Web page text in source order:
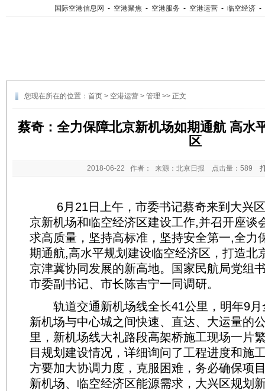
国际空港信息网 - 空港聚焦 - 空港服务 - 空港运营 - 临空经济 -
您现在所在的位置： 首页 > 空港运营 > 管理 >> 正文
蔡奇：全力保障北京新机场如期通航 高水
区
2018-06-22 作者： 来源：北京日报 点击量： 589
6月21日上午，市委书记蔡奇来到大兴区
京新机场和临空经济区建设工作,并召开座谈
求高质量，坚持高标准，坚持安全第一,全力
期通航,高水平规划建设临空经济区，打造北
京津冀协同发展的新高地。国家民航局党组
市委副书记、市长陈吉宁一同调研。
轨道交通新机场线全长41公里，明年9月
新机场与中心城之间快速、直达、大运量的
里，新机场线大礼路段高架桥施工现场一片
目规划建设情况，详细询问了工程进度和施
方要加大协调力度，克服困难，务必确保项
新机场、临空经济区能源需求，大兴区规划